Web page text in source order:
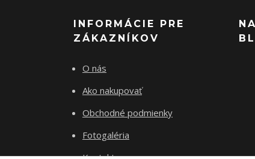
INFORMÁCIE PRE
ZÁKAZNÍKOV
O nás
Ako nakupovať
Obchodné podmienky
Fotogaléria